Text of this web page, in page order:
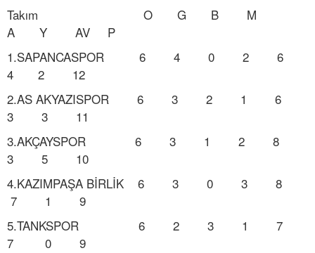
Takım O G B M
A Y AV P
1.SAPANCASPOR 6 4 0 2 6
4 2 12
2.AS AKYAZISPOR 6 3 2 1 6
3 3 11
3.AKÇAYSPOR 6 3 1 2 8
3 5 10
4.KAZIMPAŞA BİRLİK 6 3 0 3 8
7 1 9
5.TANKSPOR 6 2 3 1 7
7 0 9